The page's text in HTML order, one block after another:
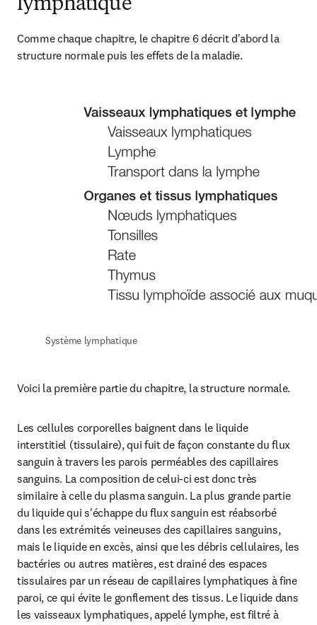
lymphatique
Comme chaque chapitre, le chapitre 6 décrit d'abord la
structure normale puis les effets de la maladie.
Système lymphatique
Voici la première partie du chapitre, la structure normale.
Les cellules corporelles baignent dans le liquide
interstitiel (tissulaire), qui fuit de façon constante du flux
sanguin à travers les parois perméables des capillaires
sanguins. La composition de celui-ci est donc très
similaire à celle du plasma sanguin. La plus grande partie
du liquide qui s'échappe du flux sanguin est réabsorbé
dans les extrémités veineuses des capillaires sanguins,
mais le liquide en excès, ainsi que les débris cellulaires, les
bactéries ou autres matières, est drainé des espaces
tissulaires par un réseau de capillaires lymphatiques à fine
paroi, ce qui évite le gonflement des tissus. Le liquide dans
les vaisseaux lymphatiques, appelé lymphe, est filtré à